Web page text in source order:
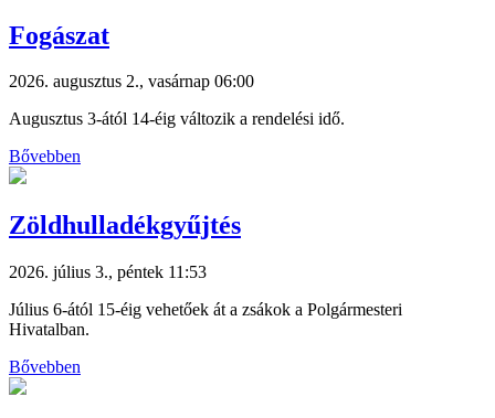
Fogászat
2026. augusztus 2., vasárnap 06:00
Augusztus 3-ától 14-éig változik a rendelési idő.
Bővebben
Zöldhulladékgyűjtés
2026. július 3., péntek 11:53
Július 6-ától 15-éig vehetőek át a zsákok a Polgármesteri
Hivatalban.
Bővebben